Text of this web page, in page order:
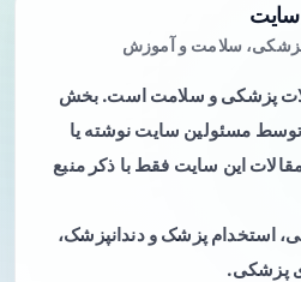
پزشکی، سلامت و آموزش
پزشکی و سلامت است. بخش
توسط مسئولین سایت نوشته یا
این سایت فقط با ذکر منبع
استخدام پزشک و دندانپزشک،